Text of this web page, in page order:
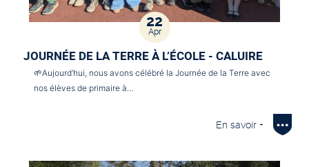
22
Apr
JOURNÉE DE LA TERRE À L’ÉCOLE - CALUIRE
🌱Aujourd’hui, nous avons célébré la Journée de la Terre avec
nos élèves de primaire à…
En savoir +